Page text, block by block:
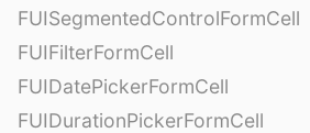
FUISegmentedControlFormCell
FUIFilterFormCell
FUIDatePickerFormCell
FUIDurationPickerFormCell